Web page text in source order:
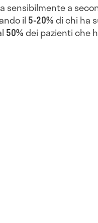
sensibilmente a
il 5-20%di chi ha
50%dei pazienti che